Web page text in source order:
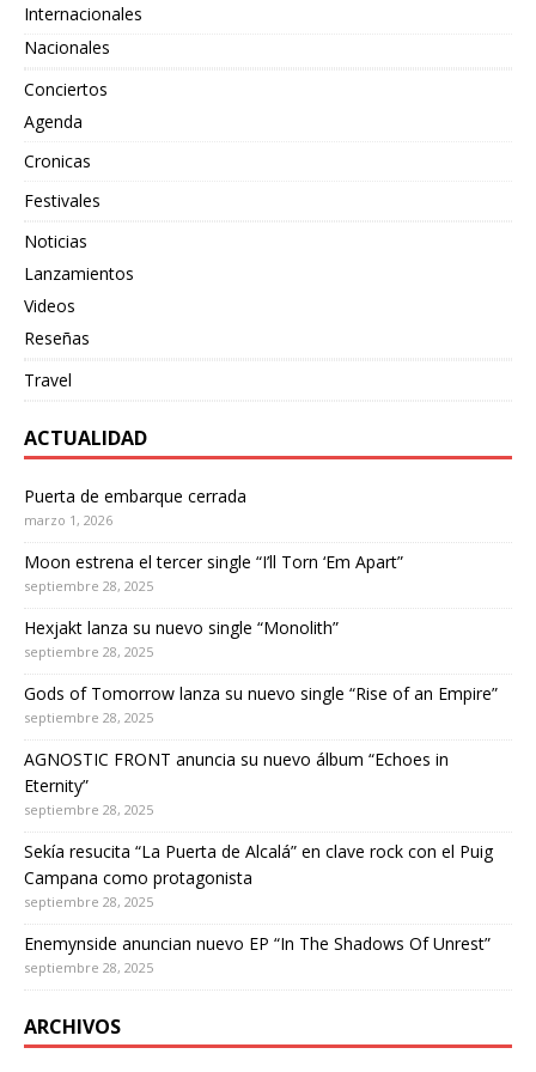
Internacionales
Nacionales
Conciertos
Agenda
Cronicas
Festivales
Noticias
Lanzamientos
Videos
Reseñas
Travel
ACTUALIDAD
Puerta de embarque cerrada
marzo 1, 2026
Moon estrena el tercer single “I’ll Torn ‘Em Apart”
septiembre 28, 2025
Hexjakt lanza su nuevo single “Monolith”
septiembre 28, 2025
Gods of Tomorrow lanza su nuevo single “Rise of an Empire”
septiembre 28, 2025
AGNOSTIC FRONT anuncia su nuevo álbum “Echoes in
Eternity”
septiembre 28, 2025
Sekía resucita “La Puerta de Alcalá” en clave rock con el Puig
Campana como protagonista
septiembre 28, 2025
Enemynside anuncian nuevo EP “In The Shadows Of Unrest”
septiembre 28, 2025
ARCHIVOS